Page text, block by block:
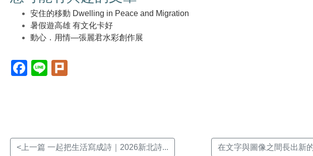
安住的移動 Dwelling in Peace and Migration
暑假遊高雄 有文化卡好
動心．用情—張麗君水彩創作展
Facebook(另
開
Line(另
開
<上一篇 一起把生活寫成詩｜2026新北詩... 在文字與圖像之間長出新